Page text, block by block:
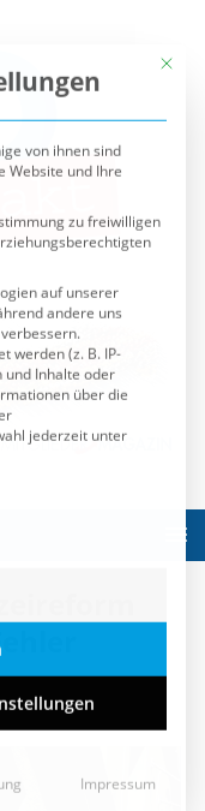
von ihnen sind
Website und Ihre
zu freiwilligen
auf unserer
andere uns
(z. B. IP-
und Inhalte oder
über die
jederzeit unter
für die eine